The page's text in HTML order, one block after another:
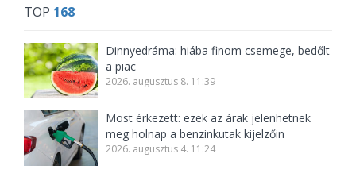
TOP 168
Dinnyedráma: hiába finom csemege, bedőlt
a piac
2026. augusztus 8. 11:39
Most érkezett: ezek az árak jelenhetnek
meg holnap a benzinkutak kijelzőin
2026. augusztus 4. 11:24